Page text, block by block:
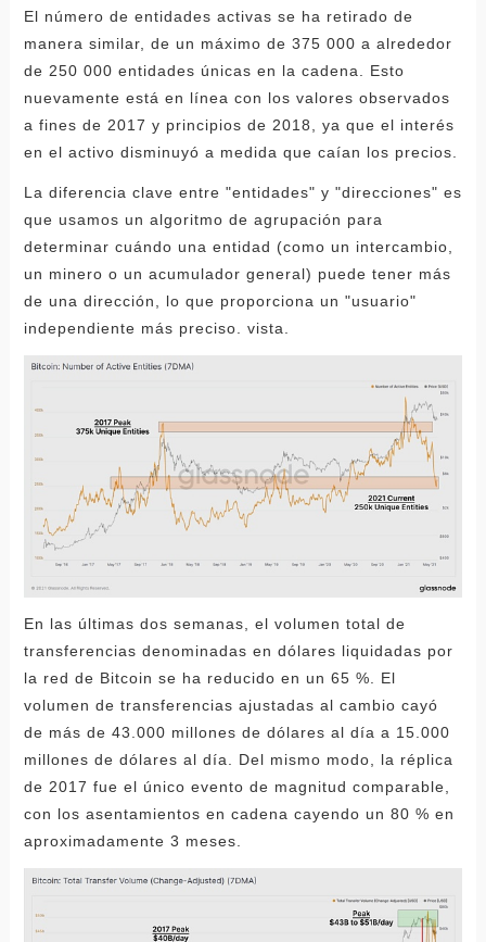
El número de entidades activas se ha retirado de
manera similar, de un máximo de 375 000 a alrededor
de 250 000 entidades únicas en la cadena. Esto
nuevamente está en línea con los valores observados
a fines de 2017 y principios de 2018, ya que el interés
en el activo disminuyó a medida que caían los precios.
La diferencia clave entre "entidades" y "direcciones" es
que usamos un algoritmo de agrupación para
determinar cuándo una entidad (como un intercambio,
un minero o un acumulador general) puede tener más
de una dirección, lo que proporciona un "usuario"
independiente más preciso. vista.
En las últimas dos semanas, el volumen total de
transferencias denominadas en dólares liquidadas por
la red de Bitcoin se ha reducido en un 65 %. El
volumen de transferencias ajustadas al cambio cayó
de más de 43.000 millones de dólares al día a 15.000
millones de dólares al día. Del mismo modo, la réplica
de 2017 fue el único evento de magnitud comparable,
con los asentamientos en cadena cayendo un 80 % en
aproximadamente 3 meses.